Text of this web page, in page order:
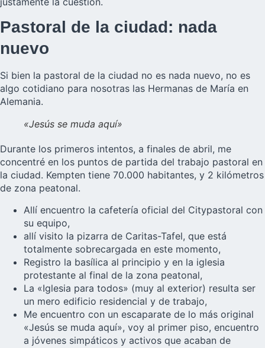
Pastoral de la ciudad: nada
nuevo
Si bien la pastoral de la ciudad no es nada nuevo, no es
algo cotidiano para nosotras las Hermanas de María en
Alemania.
«Jesús se muda aquí»
Durante los primeros intentos, a finales de abril, me
concentré en los puntos de partida del trabajo pastoral en
la ciudad. Kempten tiene 70.000 habitantes, y 2 kilómetros
de zona peatonal.
Allí encuentro la cafetería oficial del Citypastoral con
su equipo,
allí visito la pizarra de Caritas-Tafel, que está
totalmente sobrecargada en este momento,
Registro la basílica al principio y en la iglesia
protestante al final de la zona peatonal,
La «Iglesia para todos» (muy al exterior) resulta ser
un mero edificio residencial y de trabajo,
Me encuentro con un escaparate de lo más original
«Jesús se muda aquí», voy al primer piso, encuentro
a jóvenes simpáticos y activos que acaban de